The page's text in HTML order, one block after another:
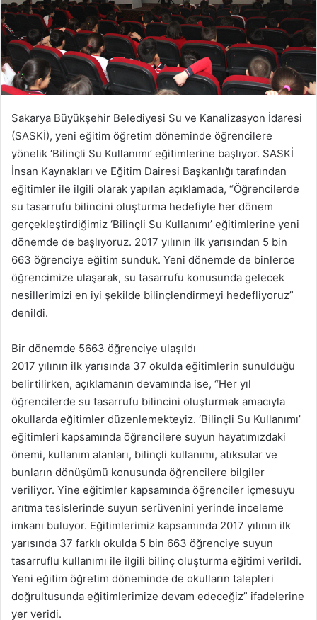
Sakarya Büyükşehir Belediyesi Su ve Kanalizasyon İdaresi
(SASKİ), yeni eğitim öğretim döneminde öğrencilere
yönelik ‘Bilinçli Su Kullanımı’ eğitimlerine başlıyor. SASKİ
İnsan Kaynakları ve Eğitim Dairesi Başkanlığı tarafından
eğitimler ile ilgili olarak yapılan açıklamada, “Öğrencilerde
su tasarrufu bilincini oluşturma hedefiyle her dönem
gerçekleştirdiğimiz ‘Bilinçli Su Kullanımı’ eğitimlerine yeni
dönemde de başlıyoruz. 2017 yılının ilk yarısından 5 bin
663 öğrenciye eğitim sunduk. Yeni dönemde de binlerce
öğrencimize ulaşarak, su tasarrufu konusunda gelecek
nesillerimizi en iyi şekilde bilinçlendirmeyi hedefliyoruz”
denildi.
Bir dönemde 5663 öğrenciye ulaşıldı
2017 yılının ilk yarısında 37 okulda eğitimlerin sunulduğu
belirtilirken, açıklamanın devamında ise, “Her yıl
öğrencilerde su tasarrufu bilincini oluşturmak amacıyla
okullarda eğitimler düzenlemekteyiz. ‘Bilinçli Su Kullanımı’
eğitimleri kapsamında öğrencilere suyun hayatımızdaki
önemi, kullanım alanları, bilinçli kullanımı, atıksular ve
bunların dönüşümü konusunda öğrencilere bilgiler
veriliyor. Yine eğitimler kapsamında öğrenciler içmesuyu
arıtma tesislerinde suyun serüvenini yerinde inceleme
imkanı buluyor. Eğitimlerimiz kapsamında 2017 yılının ilk
yarısında 37 farklı okulda 5 bin 663 öğrenciye suyun
tasarruflu kullanımı ile ilgili bilinç oluşturma eğitimi verildi.
Yeni eğitim öğretim döneminde de okulların talepleri
doğrultusunda eğitimlerimize devam edeceğiz” ifadelerine
yer veridi.